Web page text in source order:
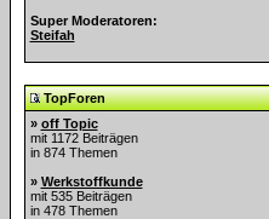
Super Moderatoren:
Steifah
TopForen
» off Topic
mit 1172 Beiträgen
in 874 Themen
» Werkstoffkunde
mit 535 Beiträgen
in 478 Themen